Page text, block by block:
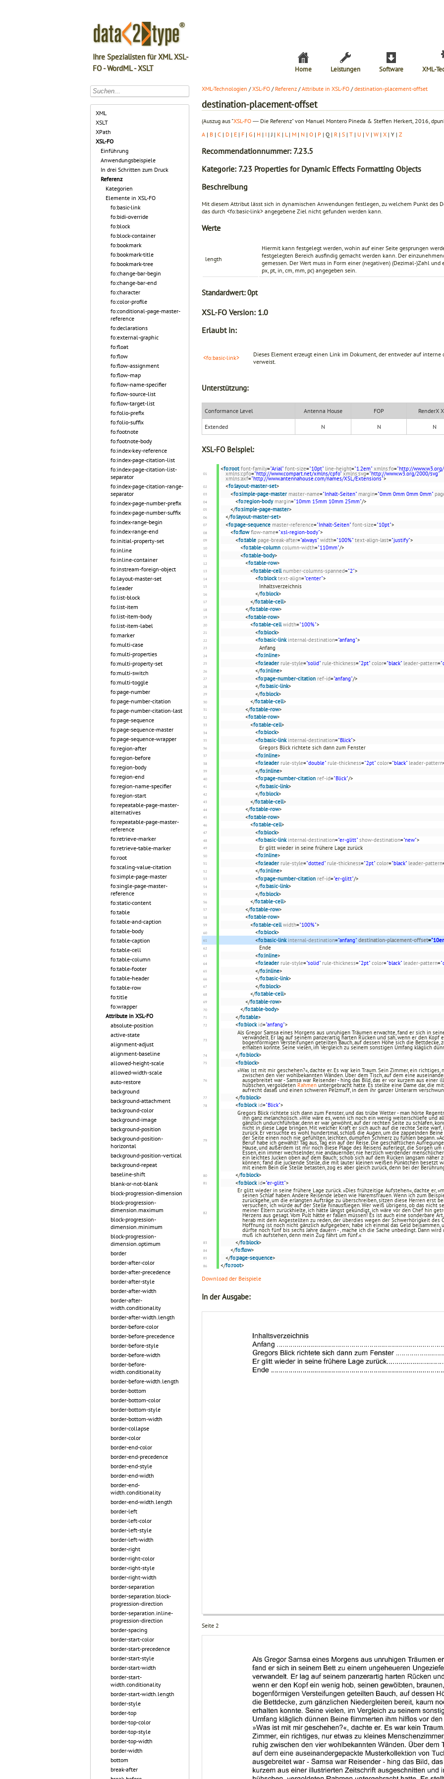
Ihre Spezialisten für XML XSL-
FO - WordML - XSLT
Home Leistungen Software XML-
XML
XSLT
XPath
XSL-FO
Einführung
Anwendungsbeispiele
In drei Schritten zum Druck
Referenz
Kategorien
Elemente in XSL-FO
fo:basic-link
fo:bidi-override
fo:block
fo:block-container
fo:bookmark
fo:bookmark-title
fo:bookmark-tree
fo:change-bar-begin
fo:change-bar-end
fo:character
fo:color-profile
fo:conditional-page-master-
reference
fo:declarations
fo:external-graphic
fo:float
fo:flow
fo:flow-assignment
fo:flow-map
fo:flow-name-specifier
fo:flow-source-list
fo:flow-target-list
fo:folio-prefix
fo:folio-suffix
fo:footnote
fo:footnote-body
fo:index-key-reference
fo:index-page-citation-list
fo:index-page-citation-list-
separator
fo:index-page-citation-range-
separator
fo:index-page-number-prefix
fo:index-page-number-suffix
fo:index-range-begin
fo:index-range-end
fo:initial-property-set
fo:inline
fo:inline-container
fo:instream-foreign-object
fo:layout-master-set
fo:leader
fo:list-block
fo:list-item
fo:list-item-body
fo:list-item-label
fo:marker
fo:multi-case
fo:multi-properties
fo:multi-property-set
fo:multi-switch
fo:multi-toggle
fo:page-number
fo:page-number-citation
fo:page-number-citation-last
fo:page-sequence
fo:page-sequence-master
fo:page-sequence-wrapper
fo:region-after
fo:region-before
fo:region-body
fo:region-end
fo:region-name-specifier
fo:region-start
fo:repeatable-page-master-
alternatives
fo:repeatable-page-master-
reference
fo:retrieve-marker
fo:retrieve-table-marker
fo:root
fo:scaling-value-citation
fo:simple-page-master
fo:single-page-master-
reference
fo:static-content
fo:table
fo:table-and-caption
fo:table-body
fo:table-caption
fo:table-cell
fo:table-column
fo:table-footer
fo:table-header
fo:table-row
fo:title
fo:wrapper
Attribute in XSL-FO
absolute-position
active-state
alignment-adjust
alignment-baseline
allowed-height-scale
allowed-width-scale
auto-restore
background
background-attachment
background-color
background-image
background-position
background-position-
horizontal
background-position-vertical
background-repeat
baseline-shift
blank-or-not-blank
block-progression-dimension
block-progression-
dimension.maximum
block-progression-
dimension.minimum
block-progression-
dimension.optimum
border
border-after-color
border-after-precedence
border-after-style
border-after-width
border-after-
width.conditionality
border-after-width.length
border-before-color
border-before-precedence
border-before-style
border-before-width
border-before-
width.conditionality
border-before-width.length
border-bottom
border-bottom-color
border-bottom-style
border-bottom-width
border-collapse
border-color
border-end-color
border-end-precedence
border-end-style
border-end-width
border-end-
width.conditionality
border-end-width.length
border-left
border-left-color
border-left-style
border-left-width
border-right
border-right-color
border-right-style
border-right-width
border-separation
border-separation.block-
progression-direction
border-separation.inline-
progression-direction
border-spacing
border-start-color
border-start-precedence
border-start-style
border-start-width
border-start-
width.conditionality
border-start-width.length
border-style
border-top
border-top-color
border-top-style
border-top-width
border-width
bottom
break-after
XML-Technologien /XSL-FO / Referenz /Attribute in XSL-FO /destination-placement-offset
destination-placement-offset
(Auszug aus "XSL-FO ― Die Referenz" von Manuel Montero Pineda & Steffen Herkert, 2016,
A | B | C | D | E | F | G | H | I | J | K | L | M | N | O | P | Q | R | S | T | U | V | W | X | Y | Z
Recommendationnummer: 7.23.5
Kategorie: 7.23 Properties for Dynamic Effects Formatting Objects
Beschreibung
Mit diesem Attribut lässt sich in dynamischen Anwendungen festlegen, zu welchem Punkt des
das durch <fo:basic-link> angegebene Ziel nicht gefunden werden kann.
Werte
length
Hiermit kann festgelegt werden, wohin auf einer Seite gesprungen
festgelegten Bereich ausfindig gemacht werden kann. Der
gemessen. Der Wert muss in Form einer (negativen) (Dezimal-)Zahl
px, pt, in, cm, mm, pc) angegeben sein.
Standardwert:0pt
XSL-FO Version: 1.0
Erlaubt in:
<fo:basic-link>
Dieses Element erzeugt einen Link im Dokument, der entweder auf interne
verweist.
Unterstützung:
Conformance Level Antenna House FOP RenderX
Extended N N N
XSL-FO Beispiel:
<fo:root font-family="Arial" font-size="10pt" line-height="1.2em" xmlns:fo="http://
xmlns:cpfo="http://www.compart.net/xmlns/cpfo" xmlns:svg="http://www.w3.org/2000/svg"
xmlns:axf="http://www.antennahouse.com/names/XSL/Extensions">
<fo:layout-master-set>
<fo:simple-page-master master-name="Inhalt-Seiten" margin="0mm 0mm 0mm 0mm"
<fo:region-body margin="10mm 15mm 10mm 25mm"/>
</fo:simple-page-master>
</fo:layout-master-set>
<fo:page-sequence master-reference="Inhalt-Seiten" font-size="10pt">
<fo:flow flow-name="xsl-region-body">
<fo:table page-break-after="always" width="100%" text-align-last="justify">
<fo:table-column column-width="110mm"/>
<fo:table-body>
<fo:table-row>
<fo:table-cell number-columns-spanned="2">
<fo:block text-align="center">
Inhaltsverzeichnis
</fo:block>
</fo:table-cell>
</fo:table-row>
<fo:table-row>
<fo:table-cell width="100%">
<fo:block>
<fo:basic-link internal-destination="anfang">
Anfang
<fo:inline>
<fo:leader rule-style="solid" rule-thickness="2pt" color="black" leader-pattern=
</fo:inline>
<fo:page-number-citation ref-id="anfang"/>
</fo:basic-link>
</fo:block>
</fo:table-cell>
</fo:table-row>
<fo:table-row>
<fo:table-cell>
<fo:block>
<fo:basic-link internal-destination="Blick">
Gregors Blick richtete sich dann zum Fenster
<fo:inline>
<fo:leader rule-style="double" rule-thickness="2pt" color="black" leader-pattern
</fo:inline>
<fo:page-number-citation ref-id="Blick"/>
</fo:basic-link>
</fo:block>
</fo:table-cell>
</fo:table-row>
<fo:table-row>
<fo:table-cell>
<fo:block>
<fo:basic-link internal-destination="er-glitt" show-destination="new">
Er glitt wieder in seine frühere Lage zurück
<fo:inline>
<fo:leader rule-style="dotted" rule-thickness="2pt" color="black" leader-pattern
</fo:inline>
<fo:page-number-citation ref-id="er-glitt"/>
</fo:basic-link>
</fo:block>
</fo:table-cell>
</fo:table-row>
<fo:table-row>
<fo:table-cell width="100%">
<fo:block>
<fo:basic-link internal-destination="anfang" destination-placement-offset=
Ende
<fo:inline>
<fo:leader rule-style="solid" rule-thickness="2pt" color="black" leader-pattern=
</fo:inline>
</fo:basic-link>
</fo:block>
</fo:table-cell>
</fo:table-row>
</fo:table-body>
</fo:table>
<fo:block id="anfang">
Als Gregor Samsa eines Morgens aus unruhigen Träumen erwachte, fand er sich in
verwandelt. Er lag auf seinem panzerartig harten Rücken und sah, wenn er den Kopf
bogenförmigen Versteifungen geteilten Bauch, auf dessen Höhe sich die Bettdecke,
erhalten konnte. Seine vielen, im Vergleich zu seinem sonstigen Umfang kläglich
</fo:block>
<fo:block>
»Was ist mit mir geschehen?«, dachte er. Es war kein Traum. Sein Zimmer, ein
zwischen den vier wohlbekannten Wänden. Über dem Tisch, auf dem eine
ausgebreitet war - Samsa war Reisender - hing das Bild, das er vor kurzem aus
hübschen, vergoldeten Rahmen untergebracht hatte. Es stellte eine Dame dar, die
aufrecht dasaß und einen schweren Pelzmuff, in dem ihr ganzer Unterarm
</fo:block>
<fo:block id="Blick">
Gregors Blick richtete sich dann zum Fenster, und das trübe Wetter - man hörte
ihn ganz melancholisch. »Wie wäre es, wenn ich noch ein wenig weiterschliefe und
gänzlich undurchführbar, denn er war gewöhnt, auf der rechten Seite zu schlafen,
nicht in diese Lage bringen. Mit welcher Kraft er sich auch auf die rechte Seite
zurück. Er versuchte es wohl hundertmal, schloß die Augen, um die zappelnden
der Seite einen noch nie gefühlten, leichten, dumpfen Schmerz zu fühlen begann.
Beruf habe ich gewählt! Tag aus, Tag ein auf der Reise. Die geschäftlichen
Hause, und außerdem ist mir noch diese Plage des Reisens auferlegt, die Sorgen
Essen, ein immer wechselnder, nie andauernder, nie herzlich werdender
ein leichtes Jucken oben auf dem Bauch; schob sich auf dem Rücken langsam
können; fand die juckende Stelle, die mit lauter kleinen weißen Pünktchen besetzt
mit einem Bein die Stelle betasten, zog es aber gleich zurück, denn bei der
</fo:block>
<fo:block id="er-glitt">
Er glitt wieder in seine frühere Lage zurück. »Dies frühzeitige Aufstehen«, dachte er,
seinen Schlaf haben. Andere Reisende leben wie Haremsfrauen. Wenn ich zum
zurückgehe, um die erlangten Aufträge zu überschreiben, sitzen diese Herren erst
versuchen; ich würde auf der Stelle hinausfliegen. Wer weiß übrigens, ob das nicht
meiner Eltern zurückhielte, ich hätte längst gekündigt, ich wäre vor den Chef hin
Herzens aus gesagt. Vom Pult hätte er fallen müssen! Es ist auch eine sonderbare
herab mit dem Angestellten zu reden, der überdies wegen der Schwerhörigkeit des
Hoffnung ist noch nicht gänzlich aufgegeben; habe ich einmal das Geld beisammen,
dürfte noch fünf bis sechs Jahre dauern - , mache ich die Sache unbedingt. Dann
muß ich aufstehen, denn mein Zug fährt um fünf.«
</fo:block>
</fo:flow>
</fo:page-sequence>
</fo:root>
Download der Beispiele
In der Ausgabe:
Seite 2